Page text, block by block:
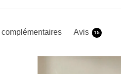
complémentaires Avis 15